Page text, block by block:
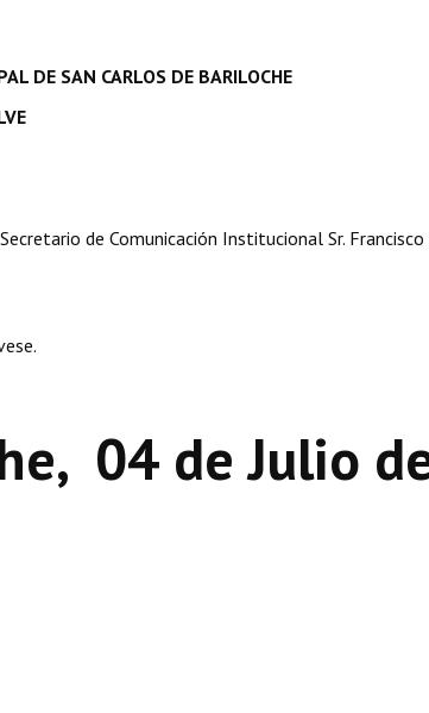
DE SAN CARLOS DE BARILOCHE
de Comunicación Institucional Sr. Francisco
04 de Julio